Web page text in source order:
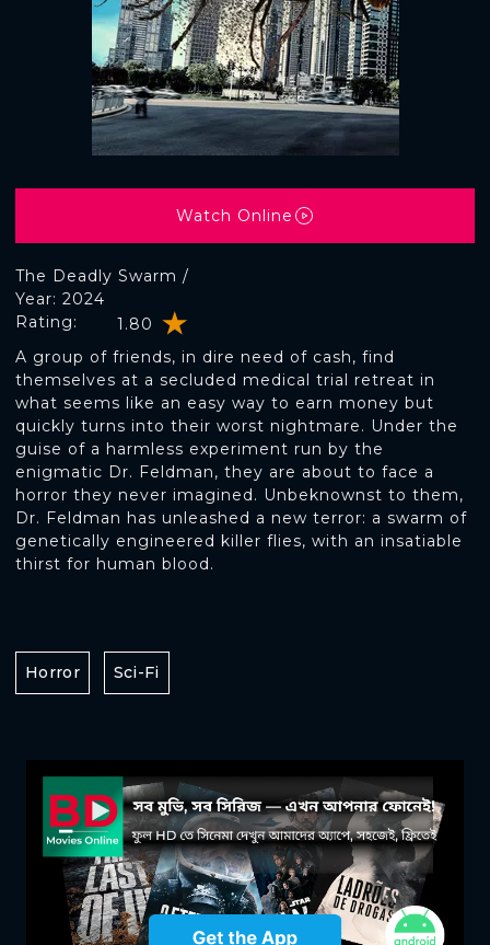
The Deadly Swarm /
Rating: 1.80
Year: 2024
A group of friends, in dire need of cash, find
themselves at a secluded medical trial retreat in
what seems like an easy way to earn money but
quickly turns into their worst nightmare. Under the
guise of a harmless experiment run by the
enigmatic Dr. Feldman, they are about to face a
horror they never imagined. Unbeknownst to them,
Dr. Feldman has unleashed a new terror: a swarm of
genetically engineered killer flies, with an insatiable
thirst for human blood.
Watch Online
Horror Sci-Fi